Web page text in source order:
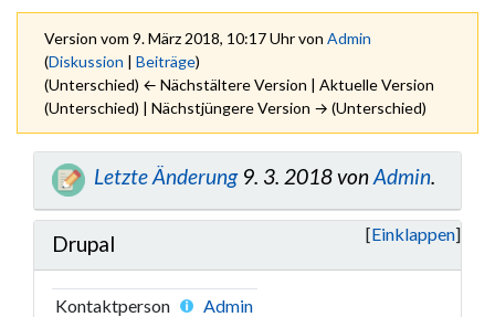
Version vom 9. März 2018, 10:17 Uhr von Admin
(Diskussion | Beiträge)
(Unterschied) ← Nächstältere Version | Aktuelle Version
(Unterschied) | Nächstjüngere Version → (Unterschied)
Wechseln zu: Navigation
Letzte Änderung9. 3. 2018 vonAdmin.
Einklappen
Drupal
Kontaktperson
Admin